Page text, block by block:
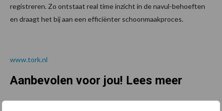
registreren. Zo ontstaat real time inzicht in de navul-behoeften
en draagt het bij aan een efficiënter schoonmaakproces.
www.tork.nl
Aanbevolen voor jou! Lees meer